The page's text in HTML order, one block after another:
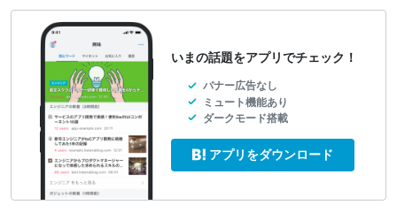
いまの話題をアプリでチェック！
バナー広告なし
ミュート機能あり
ダークモード搭載
アプリをダウンロード